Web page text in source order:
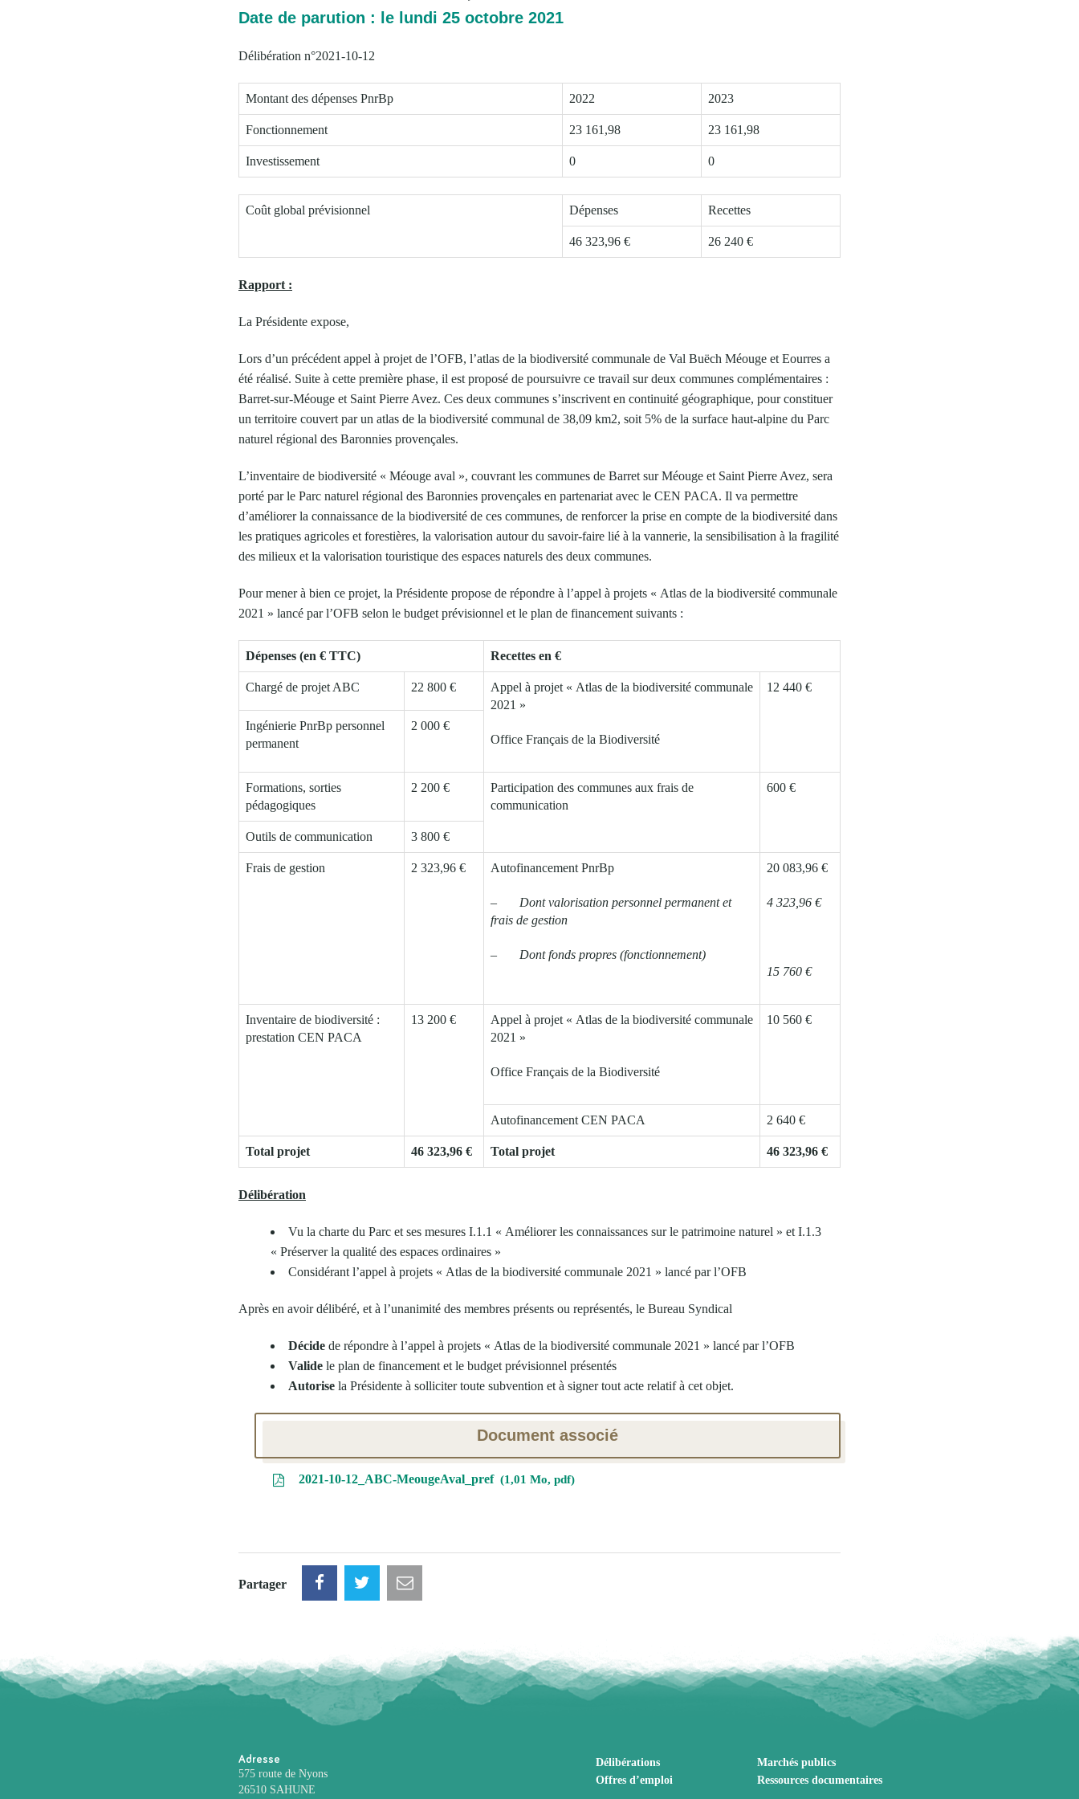
Date de parution : le lundi 25 octobre 2021
Délibération n°2021-10-12
Montant des dépenses PnrBp 2022 2023
Fonctionnement 23 161,98 23 161,98
Investissement 0 0
Coût global prévisionnel Dépenses Recettes
46 323,96 € 26 240 €
Rapport :
La Présidente expose,
Lors d’un précédent appel à projet de l’OFB, l’atlas de la biodiversité communale de Val Buëch Méouge et Eourres a
été réalisé. Suite à cette première phase, il est proposé de poursuivre ce travail sur deux communes complémentaires :
Barret-sur-Méouge et Saint Pierre Avez. Ces deux communes s’inscrivent en continuité géographique, pour constituer
un territoire couvert par un atlas de la biodiversité communal de 38,09 km2, soit 5% de la surface haut-alpine du Parc
naturel régional des Baronnies provençales.
L’inventaire de biodiversité « Méouge aval », couvrant les communes de Barret sur Méouge et Saint Pierre Avez, sera
porté par le Parc naturel régional des Baronnies provençales en partenariat avec le CEN PACA. Il va permettre
d’améliorer la connaissance de la biodiversité de ces communes, de renforcer la prise en compte de la biodiversité dans
les pratiques agricoles et forestières, la valorisation autour du savoir-faire lié à la vannerie, la sensibilisation à la fragilité
des milieux et la valorisation touristique des espaces naturels des deux communes.
Pour mener à bien ce projet, la Présidente propose de répondre à l’appel à projets « Atlas de la biodiversité communale
2021 » lancé par l’OFB selon le budget prévisionnel et le plan de financement suivants :
Dépenses (en € TTC) Recettes en €
Chargé de projet ABC 22 800 €
Appel à projet « Atlas de la biodiversité communale
2021 »
Office Français de la Biodiversité
12 440 €
Ingénierie PnrBp personnel
permanent
2 000 €
Formations, sorties
pédagogiques
2 200 €
Participation des communes aux frais de
communication
600 €
Outils de communication 3 800 €
Frais de gestion 2 323,96 € Autofinancement PnrBp
– Dont valorisation personnel permanent et
frais de gestion
– Dont fonds propres (fonctionnement)
20 083,96 €
4 323,96 €
15 760 €
Inventaire de biodiversité :
prestation CEN PACA
13 200 €
Appel à projet « Atlas de la biodiversité communale
2021 »
Office Français de la Biodiversité
10 560 €
Autofinancement CEN PACA 2 640 €
Total projet 46 323,96 € Total projet 46 323,96 €
Délibération
Vu la charte du Parc et ses mesures I.1.1 « Améliorer les connaissances sur le patrimoine naturel » et I.1.3
« Préserver la qualité des espaces ordinaires »
Considérant l’appel à projets « Atlas de la biodiversité communale 2021 » lancé par l’OFB
Après en avoir délibéré, et à l’unanimité des membres présents ou représentés, le Bureau Syndical
Décide de répondre à l’appel à projets « Atlas de la biodiversité communale 2021 » lancé par l’OFB
Valide le plan de financement et le budget prévisionnel présentés
Autorise la Présidente à solliciter toute subvention et à signer tout acte relatif à cet objet.
Document associé
2021-10-12_ABC-MeougeAval_pref 1,01 Mo, pdf
Partager
Adresse
575 route de Nyons
26510 SAHUNE
Délibérations
Marchés publics
Offres d’emploi
Ressources documentaires